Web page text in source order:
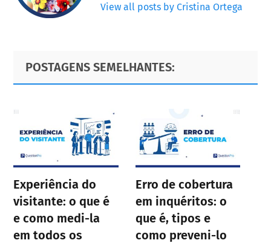
View all posts by Cristina Ortega
Primary
Sidebar
Footer
POSTAGENS SEMELHANTES:
Experiência do
visitante: o que é
e como medi-la
em todos os
Erro de cobertura
em inquéritos: o
que é, tipos e
como preveni-lo